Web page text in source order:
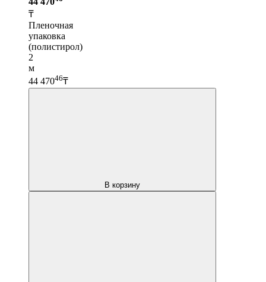
₸
Пленочная
упаковка
(полистирол)
2
м
44 47046₸
В корзину